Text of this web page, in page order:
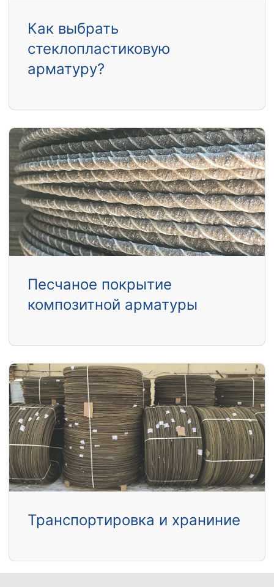
Как выбрать
стеклопластиковую
арматуру?
Песчаное покрытие
композитной арматуры
Транспортировка и храниние